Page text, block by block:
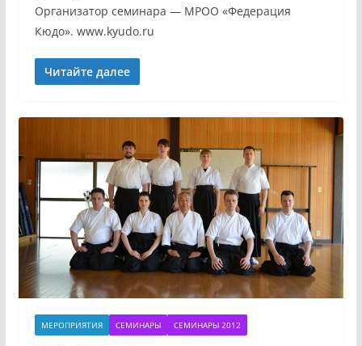
Организатор семинара — МРОО «Федерация
Кюдо». www.kyudo.ru
Читайте далее
МЕРОПРИЯТИЯ СЕМИНАРЫ СЕМИНАРЫ 2012